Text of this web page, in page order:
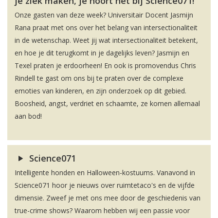
Onze gasten van deze week? Universitair Docent Jasmijn
Rana praat met ons over het belang van intersectionaliteit
in de wetenschap. Weet jij wat intersectionaliteit betekent,
en hoe je dit terugkomt in je dagelijks leven? Jasmijn en
Texel praten je erdoorheen! En ook is promovendus Chris
Rindell te gast om ons bij te praten over de complexe
emoties van kinderen, en zijn onderzoek op dit gebied.
Boosheid, angst, verdriet en schaamte, ze komen allemaal
aan bod!
Science071
Intelligente honden en Halloween-kostuums. Vanavond in
Science071 hoor je nieuws over ruimtetaco's en de vijfde
dimensie. Zweef je met ons mee door de geschiedenis van
true-crime shows? Waarom hebben wij een passie voor